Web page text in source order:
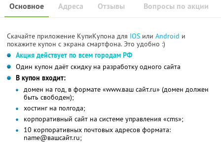
Основное Отзывы Вопросы по акции
Адреса
Скачайте приложение КупиКупона для IOS или Android и
покажите купон с экрана смартфона. Это удобно :)
Акция действует по всем городам РФ
Один купон даёт скидку на разработку одного сайта
В купон входит:
домен на год, в формате «www.ваш сайт.ru» (домен должен
быть свободен);
хостинг на полгода;
корпоративный сайт на системе управления «cms»;
10 корпоративных почтовых адресов формата:
name@вашсайт.ru;